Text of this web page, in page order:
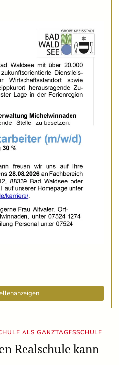
ALS GANZTAGESSCHULE
Realschule kann